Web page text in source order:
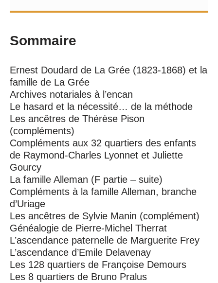
Sommaire
Ernest Doudard de La Grée (1823-1868) et la
famille de La Grée
Archives notariales à l’encan
Le hasard et la nécessité… de la méthode
Les ancêtres de Thérèse Pison
(compléments)
Compléments aux 32 quartiers des enfants
de Raymond-Charles Lyonnet et Juliette
Gourcy
La famille Alleman (F partie – suite)
Compléments à la famille Alleman, branche
d’Uriage
Les ancêtres de Sylvie Manin (complément)
Généalogie de Pierre-Michel Therrat
L’ascendance paternelle de Marguerite Frey
L’ascendance d’Emile Delavenay
Les 128 quartiers de Françoise Demours
Les 8 quartiers de Bruno Pralus